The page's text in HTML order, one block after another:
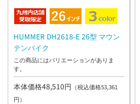
HUMMER DH2618-E 26型 マウン
テンバイク
この商品にはバリエーションがありま
す。
本体価格48,510円 （税込価格53,361
円）